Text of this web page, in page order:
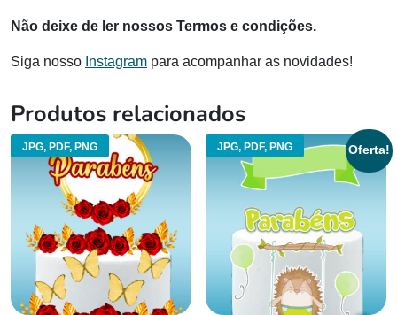
Não deixe de ler nossos Termos e condições.
Siga nosso Instagram para acompanhar as novidades!
Produtos relacionados
JPG, PDF, PNG JPG, PDF, PNG Oferta!